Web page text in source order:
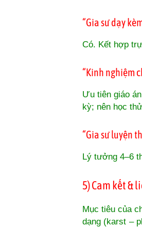
“Gia sư dạy
Có. Kết hợp
“Kinh nghiệm
Ưu tiên giáo
kỳ; nên học
“Gia sư luyện
Lý tưởng 4–6
5) Cam kết &
Mục tiêu của
dạng (karst –